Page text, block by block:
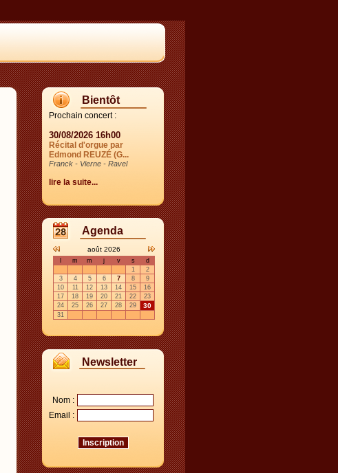
Bientôt
Prochain concert :
30/08/2026 16h00
Récital d'orgue par
Edmond REUZÉ (G...
Franck - Vierne - Ravel
lire la suite...
Agenda
août 2026
m m j v s
d
1
2
3
4 5 6 7 8
9
10
11 12 13 14 15
16
17
18 19 20 21 22
23
24
25 26 27 28 29 30
31
Newsletter
Nom :
Email :